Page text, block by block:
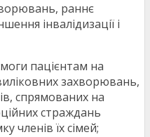
раннє
інвалідизації і
пацієнтам на
захворювань,
спрямованих на
страждань
членів їх сімей;